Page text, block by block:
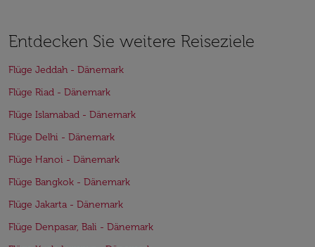
Entdecken Sie weitere Reiseziele
Flüge Jeddah - Dänemark
Flüge Riad - Dänemark
Flüge Islamabad - Dänemark
Flüge Delhi - Dänemark
Flüge Hanoi - Dänemark
Flüge Bangkok - Dänemark
Flüge Jakarta - Dänemark
Flüge Denpasar, Bali - Dänemark